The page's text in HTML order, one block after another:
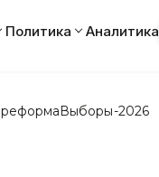
Политика Аналитика
реформаВыборы-2026